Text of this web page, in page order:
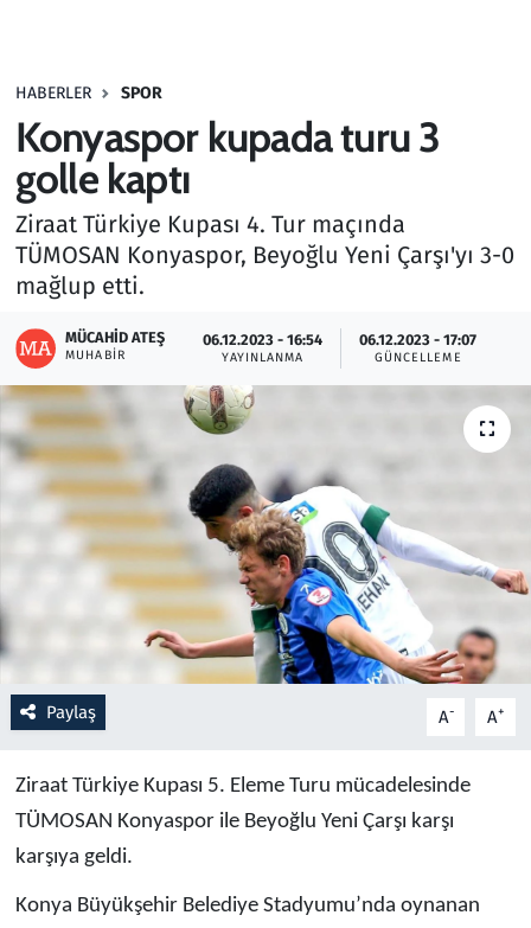
HABERLER SPOR
Konyaspor kupada turu 3
golle kaptı
Ziraat Türkiye Kupası 4. Tur maçında
TÜMOSAN Konyaspor, Beyoğlu Yeni Çarşı'yı 3-0
mağlup etti.
MÜCAHID ATEŞ
MUHABIR
06.12.2023 - 16:54
YAYINLANMA
06.12.2023 - 17:07
GÜNCELLEME
Paylaş A- A+
Ziraat Türkiye Kupası 5. Eleme Turu mücadelesinde
TÜMOSAN Konyaspor ile Beyoğlu Yeni Çarşı karşı
karşıya geldi.
Konya Büyükşehir Belediye Stadyumu’nda oynanan
Haber
Kültür Sanat
Kurumsal Haberler
Lezzet Durağı
Memur ve Kamu
Otomobil
Oyun
Ramazan
Resmi İlanlar
Rüya Tabirleri
Sağlık
Seçim 2023